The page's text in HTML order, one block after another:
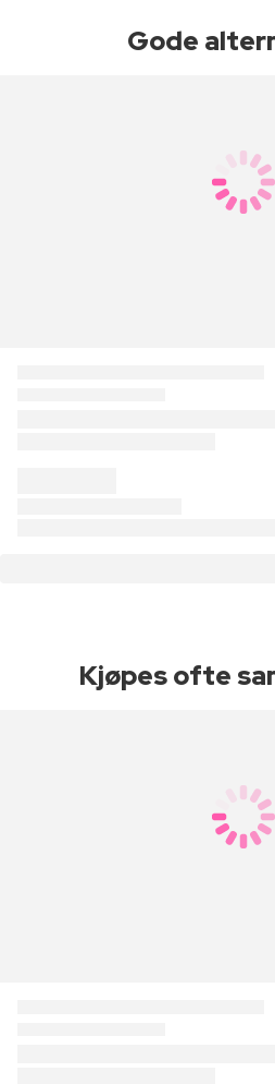
Gode
Kjøpes ofte